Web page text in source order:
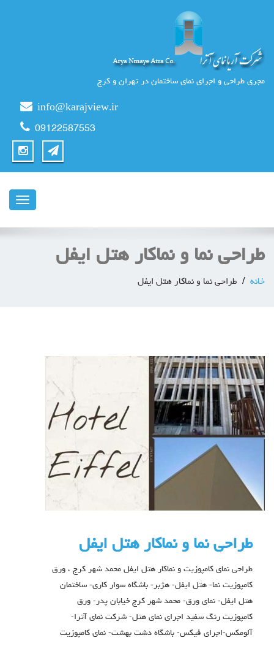
مجری طراحی و اجرای نمای ساختمان در تهران و کرج
info@karajview.ir
09122587553
ناوبری
طراحی نما و نماکار هتل ایفل
خانه طراحی نما و نماکار هتل ایفل
طراحی نما و نماکار هتل ایفل
طراحی نمای کامپوزیت و نماکار هتل ایفل محمد شهر کرج ، ورق
کامپوزیت نما- هتل ایفل- هژبر- باشگاه سوار کاری- ساختمان
هتل ایفل- نمای ورق- محمد شهر کرج خیابان پدر- ورق
کامپوزیت رنگ سفید اجرای نمای هتل- شرکت نمای آترا-
آلومکس-اجرای فیکس- باشگاه دشت بهشت- نمای کامپوزیت